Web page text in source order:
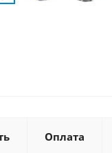
Оплата